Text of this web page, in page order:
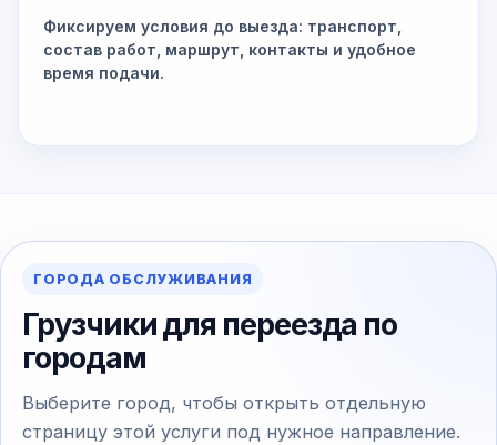
Фиксируем условия до выезда: транспорт,
состав работ, маршрут, контакты и удобное
время подачи.
ГОРОДА ОБСЛУЖИВАНИЯ
Грузчики для переезда по
городам
Выберите город, чтобы открыть отдельную
страницу этой услуги под нужное направление.